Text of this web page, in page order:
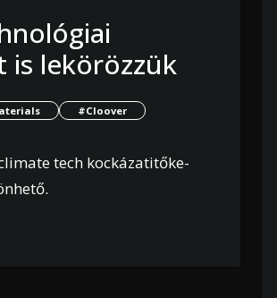
is lekörözzük
#Cloover
tech kockázatitőke-